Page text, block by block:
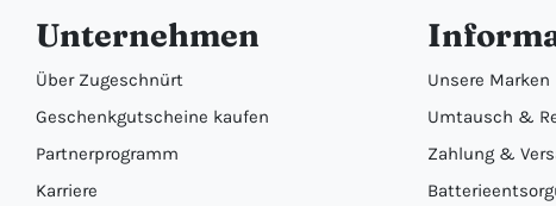
Unternehmen
Über Zugeschnürt
Geschenkgutscheine kaufen
Partnerprogramm
Karriere
Unsere Marken
Umtausch &
Zahlung &